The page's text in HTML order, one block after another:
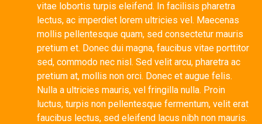
vitae lobortis turpis eleifend. In facilisis pharetra
lectus, ac imperdiet lorem ultricies vel. Maecenas
mollis pellentesque quam, sed consectetur mauris
pretium et. Donec dui magna, faucibus vitae porttitor
sed, commodo nec nisl. Sed velit arcu, pharetra ac
pretium at, mollis non orci. Donec et augue felis.
Nulla a ultricies mauris, vel fringilla nulla. Proin
luctus, turpis non pellentesque fermentum, velit erat
faucibus lectus, sed eleifend lacus nibh non mauris.